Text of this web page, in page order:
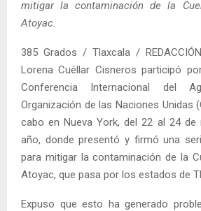
mitigar la contaminación de la
Atoyac.
385 Grados / Tlaxcala /
Lorena Cuéllar Cisneros participó
Conferencia Internacional del
Organización de las Naciones Unidas
cabo en Nueva York, del 22 al 24 de
año, donde presentó y firmó una
para mitigar la contaminación de la
Atoyac, que pasa por los estados de
Expuso que esto ha generado